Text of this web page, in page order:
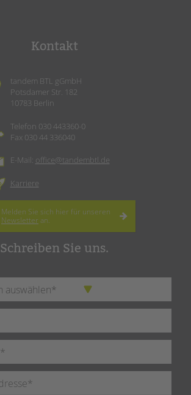
Kontakt
tandem BTL gGmbH
Potsdamer Str. 182
10783 Berlin
Telefon 030 443360-0
Fax 030 44 336040
E-Mail: office@tandembtl.de
Karriere
Melden Sie sich hier für unseren
Newsletter an.
Schreiben Sie uns.